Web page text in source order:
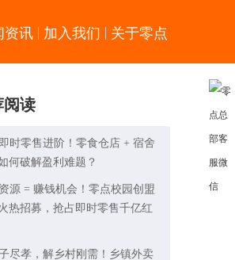
资讯 加入我们 关于零点
阅读
时零售进阶！零食仓店 + 宿舍
何破解盈利难题？
源 = 赚钱机会！零点校园创盟
热招募，抢占即时零售千亿红
尽孝，解乡村刚需！乡镇外卖